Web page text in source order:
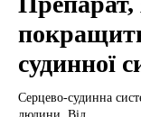
судинної
Серцево-судинна